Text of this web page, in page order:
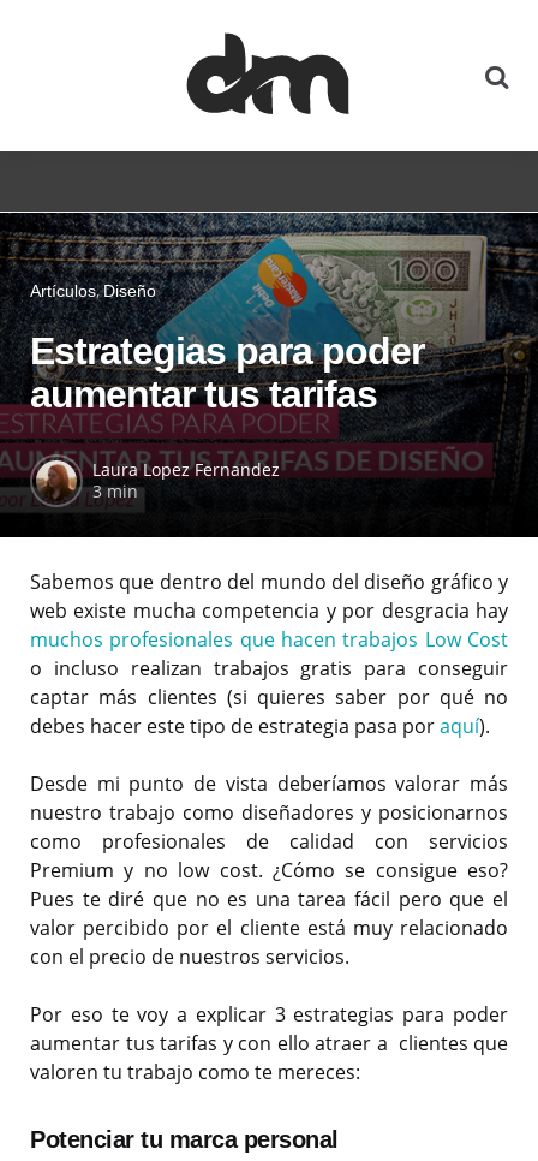
Artículos Diseño
Estrategias para poder
aumentar tus tarifas
Laura Lopez Fernandez
3 min
Sabemos que dentro del mundo del diseño gráfico y
web existe mucha competencia y por desgracia hay
muchos profesionales que hacen trabajos Low Cost
o incluso realizan trabajos gratis para conseguir
captar más clientes (si quieres saber por qué no
debes hacer este tipo de estrategia pasa poraquí).
Desde mi punto de vista deberíamos valorar más
nuestro trabajo como diseñadores y posicionarnos
como profesionales de calidad con servicios
Premium y no low cost. ¿Cómo se consigue eso?
Pues te diré que no es una tarea fácil pero que el
valor percibido por el cliente está muy relacionado
con el precio de nuestros servicios.
Por eso te voy a explicar 3 estrategias para poder
aumentar tus tarifas y con ello atraer a clientes que
valoren tu trabajo como te mereces:
Potenciar tu marca personal